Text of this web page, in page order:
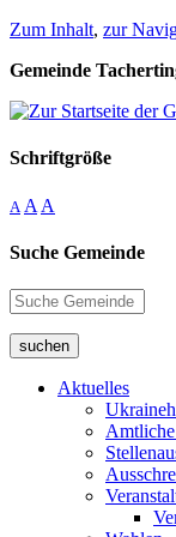
Zum Inhalt, zur
Gemeinde
Schriftgröße
A A A
Suche Gemeinde
suchen
Aktuelles